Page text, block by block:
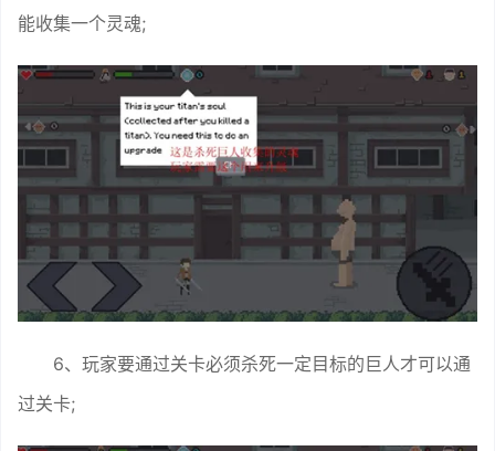
能收集一个灵魂;
6、玩家要通过关卡必须杀死一定目标的巨人才可以通
过关卡;